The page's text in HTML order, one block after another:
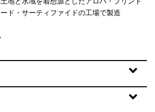
ド・サーティファイドの工場で製造